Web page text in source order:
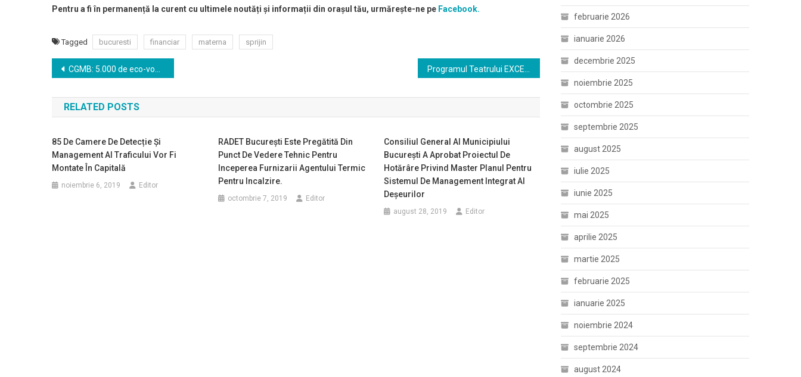
Pentru a fi în permanență la curent cu ultimele noutăți și informații din orașul tău, urmărește-ne pe Facebook.
Tagged bucuresti financiar materna sprijin
Navigare
în
articole
CGMB: 5.000 de eco-vouchere de câte 9.000 de lei, în schimbul predării unui autovehicul poluant
RELATED POSTS
85 De Camere De Detecție Și
Management Al Traficului Vor Fi
Montate În Capitală
noiembrie 6, 2019 Editor
RADET Bucureşti Este Pregătită Din
Punct De Vedere Tehnic Pentru
Inceperea Furnizarii Agentului Termic
Pentru Incalzire.
octombrie 7, 2019 Editor
Consiliul General Al Municipiului
București A Aprobat Proiectul De
Hotărâre Privind Master Planul Pentru
Sistemul De Management Integrat Al
Deșeurilor
august 28, 2019 Editor
februarie 2026
ianuarie 2026
decembrie 2025
noiembrie 2025
octombrie 2025
septembrie 2025
august 2025
iulie 2025
iunie 2025
mai 2025
aprilie 2025
martie 2025
februarie 2025
ianuarie 2025
noiembrie 2024
septembrie 2024
august 2024